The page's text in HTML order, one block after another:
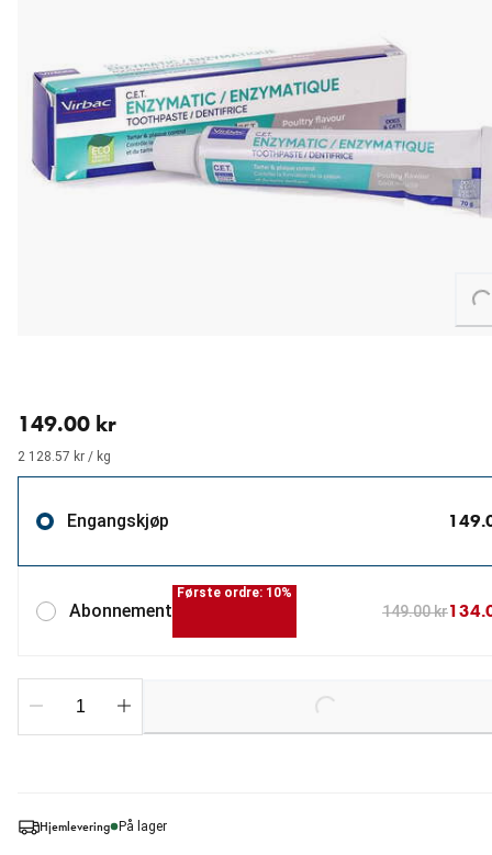
Hjemlevering På lager
149.00 kr
2 128.57 kr / kg
Engangskjøp
Abonnement
Første ordre: 10%
149.00 kr
Loading...